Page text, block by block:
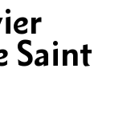
Saint